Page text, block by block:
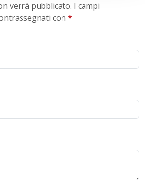
verrà pubblicato. I campi
con *